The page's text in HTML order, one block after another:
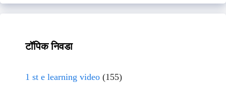
टॉपिक निवडा
1 st e learning video (155)